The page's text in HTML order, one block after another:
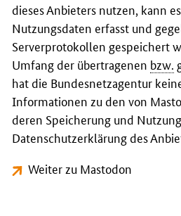
dieses Anbieters nutzen, kann
Nutzungsdaten erfasst und
Serverprotokollen gespeichert
Umfang der übertragenen bzw.
hat die Bundesnetzagentur
Informationen zu den von
deren Speicherung und
Datenschutzerklärung des
Weiter zu Mastodon